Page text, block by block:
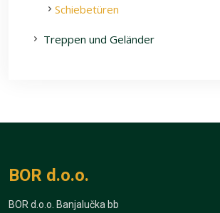
Schiebetüren
Treppen und Geländer
BOR d.o.o.
BOR d.o.o. Banjalučka bb